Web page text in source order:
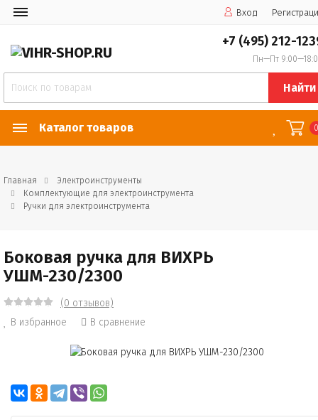
Вход
+7 (495) 212-
Пн—Пт
Найти
Каталог товаров
Главная
Электроинструменты
Комплектующие для электроинструмента
Ручки для электроинструмента
Боковая ручка для ВИХРЬ
УШМ-230/2300
(0 отзывов)
В избранное
В сравнение